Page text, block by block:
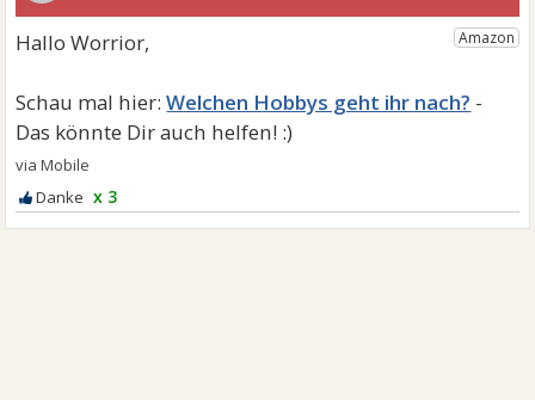
Welchen Hobbys geht ihr nach?
x 3